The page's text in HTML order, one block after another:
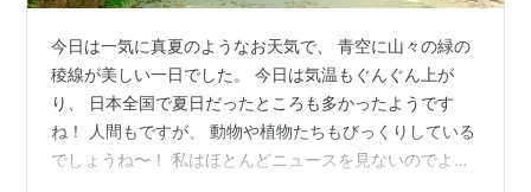
今日は一気に真夏のようなお天気で、 青空に山々の緑の
稜線が美しい一日でした。 今日は気温もぐんぐん上が
り、 日本全国で夏日だったところも多かったようです
ね！ 人間もですが、 動物や植物たちもびっくりしている
でしょうね〜！ 私はほとんどニュースを見ないのでよく